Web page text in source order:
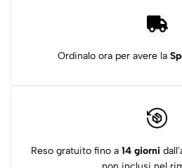
Ordinalo ora per avere la
Reso gratuito fino a 14 giorni